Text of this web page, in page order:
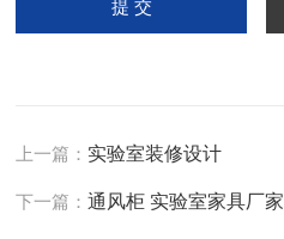
上一篇： 实验室装修设计
下一篇：通风柜 实验室家具厂家